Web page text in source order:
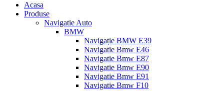
Acasa
Produse
Navigatie Auto
BMW
Navigație BMW E39
Navigatie Bmw E46
Navigatie Bmw E87
Navigatie Bmw E90
Navigatie Bmw E91
Navigatie Bmw F10